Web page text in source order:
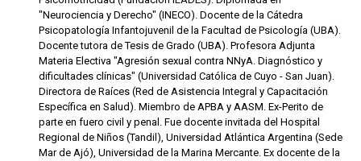
"Neurociencia y Derecho" (INECO). Docente de la Cátedra
Psicopatología Infantojuvenil de la Facultad de Psicología (UBA).
Docente tutora de Tesis de Grado (UBA). Profesora Adjunta
Materia Electiva "Agresión sexual contra NNyA. Diagnóstico y
dificultades clínicas" (Universidad Católica de Cuyo - San Juan).
Directora de Raíces (Red de Asistencia Integral y Capacitación
Específica en Salud). Miembro de APBA y AASM. Ex-Perito de
parte en fuero civil y penal. Fue docente invitada del Hospital
Regional de Niños (Tandil), Universidad Atlántica Argentina (Sede
Mar de Ajó), Universidad de la Marina Mercante. Ex docente de la